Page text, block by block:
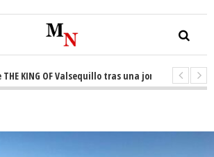
Valsequillo tras una jornada de baloncesto